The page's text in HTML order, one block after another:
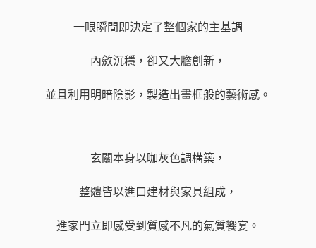
一眼瞬間即決定了整個家的主基調
內斂沉穩，卻又大膽創新，
並且利用明暗陰影，製造出畫框般的藝術感。
​玄關本身以咖灰色調構築，
整體皆以進口建材與家具組成，
進家門立即感受到質感不凡的氣質饗宴。